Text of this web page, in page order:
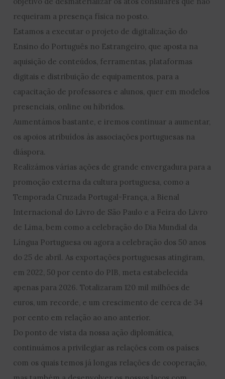
requeiram a presença física no posto.
Estamos a executar o projeto de digitalização do
Ensino do Português no Estrangeiro, que aposta na
aquisição de conteúdos, ferramentas, plataformas
digitais e distribuição de equipamentos, para a
capacitação de professores e alunos, quer em modelos
presenciais, online ou híbridos.
Aumentámos bastante, e iremos continuar a aumentar,
os apoios atribuídos às associações portuguesas na
diáspora.
Realizámos várias ações de grande envergadura para a
promoção externa da cultura portuguesa, como a
Temporada Cruzada Portugal-França, a Bienal
Internacional do Livro de São Paulo e a Feira do Livro
de Lima, bem como a celebração do Dia Mundial da
Língua Portuguesa ou agora a celebração dos 50 anos
do 25 de abril. As exportações portuguesas atingiram,
em 2022, 50 por cento do PIB, meta estabelecida
apenas para 2026. Totalizaram 120 mil milhões de
euros, um recorde, e um crescimento de cerca de 34
por cento em relação ao ano anterior.
Do ponto de vista da nossa ação diplomática,
continuámos a privilegiar as relações com os países
com os quais temos já longas relações de cooperação,